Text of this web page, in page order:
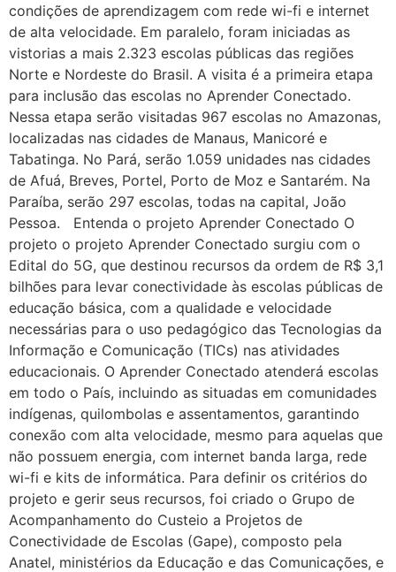
condições de aprendizagem com rede wi-fi e internet
de alta velocidade. Em paralelo, foram iniciadas as
vistorias a mais 2.323 escolas públicas das regiões
Norte e Nordeste do Brasil. A visita é a primeira etapa
para inclusão das escolas no Aprender Conectado.
Nessa etapa serão visitadas 967 escolas no Amazonas,
localizadas nas cidades de Manaus, Manicoré e
Tabatinga. No Pará, serão 1.059 unidades nas cidades
de Afuá, Breves, Portel, Porto de Moz e Santarém. Na
Paraíba, serão 297 escolas, todas na capital, João
Pessoa. Entenda o projeto Aprender Conectado O
projeto o projeto Aprender Conectado surgiu com o
Edital do 5G, que destinou recursos da ordem de R$ 3,1
bilhões para levar conectividade às escolas públicas de
educação básica, com a qualidade e velocidade
necessárias para o uso pedagógico das Tecnologias da
Informação e Comunicação (TICs) nas atividades
educacionais. O Aprender Conectado atenderá escolas
em todo o País, incluindo as situadas em comunidades
indígenas, quilombolas e assentamentos, garantindo
conexão com alta velocidade, mesmo para aquelas que
não possuem energia, com internet banda larga, rede
wi-fi e kits de informática. Para definir os critérios do
projeto e gerir seus recursos, foi criado o Grupo de
Acompanhamento do Custeio a Projetos de
Conectividade de Escolas (Gape), composto pela
Anatel, ministérios da Educação e das Comunicações, e